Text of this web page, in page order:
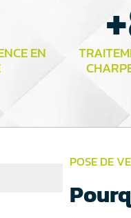
EN +
POSE DE